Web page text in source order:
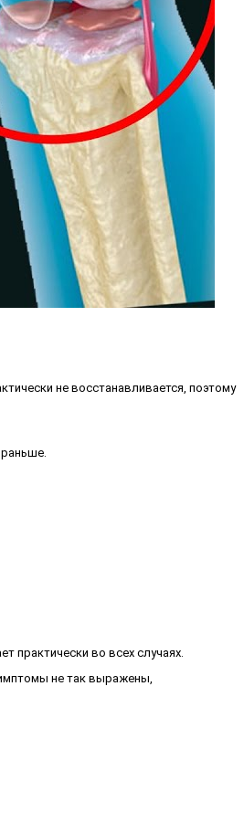
не восстанавливается, поэтому
практически во всех случаях.
не так выражены,